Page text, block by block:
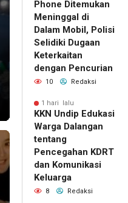
Phone Ditemukan
Meninggal di
Dalam Mobil, Polisi
Selidiki Dugaan
Keterkaitan
dengan Pencurian
10 Redaksi
1 hari lalu
KKN Undip Edukasi
Warga Dalangan
tentang
Pencegahan KDRT
dan Komunikasi
Keluarga
8 Redaksi